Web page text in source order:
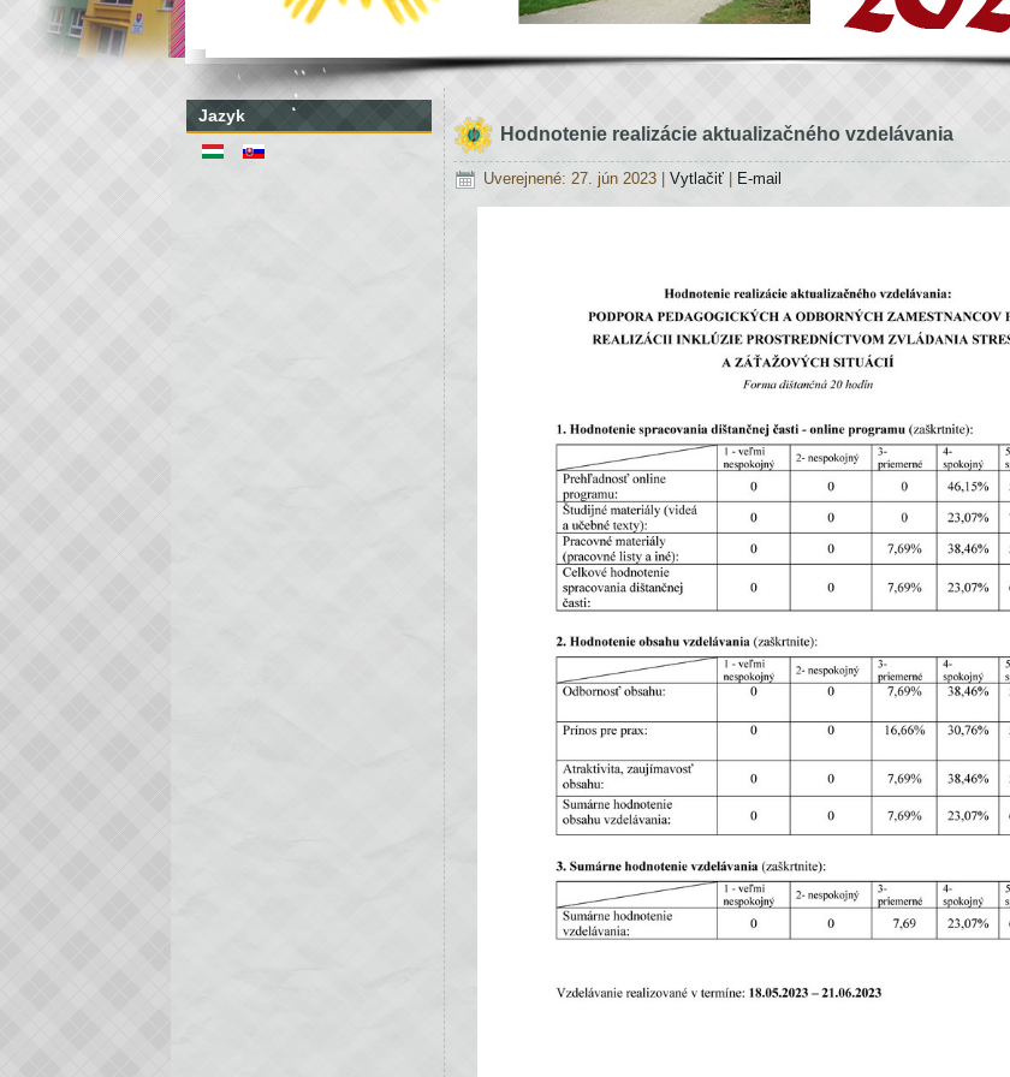
Jazyk
Hodnotenie realizácie aktualizačného vzdelávania
Uverejnené: 27. jún 2023 Vytlačiť E-mail